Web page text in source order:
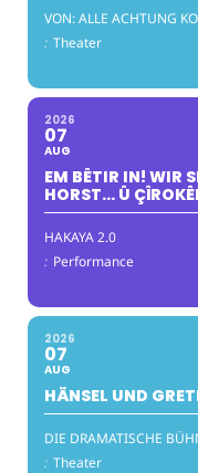
VON: ALLE ACHTUNG
: Theater
2026
07
AUG
EM BÊTIR IN! WIR
HORST… Û
HAKAYA 2.0
: Performance
2026
07
AUG
HÄNSEL UND
DIE DRAMATISCHE
: Theater